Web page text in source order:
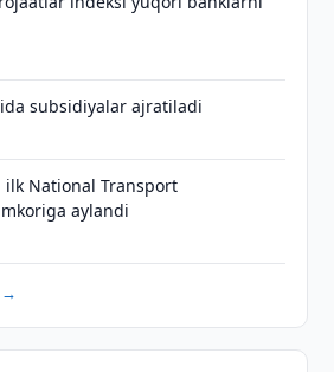
subsidiyalar ajratiladi
ilk National Transport
aylandi
→